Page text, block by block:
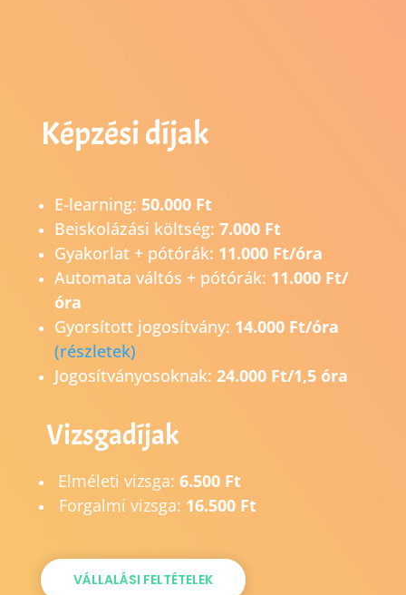
Képzési díjak
E-learning: 50.000 Ft
Beiskolázási költség: 7.000 Ft
Gyakorlat + pótórák: 11.000 Ft/óra
Automata váltós + pótórák: 11.000 Ft/
óra
Gyorsított jogosítvány: 14.000 Ft/óra
(részletek)
Jogosítványosoknak: 24.000 Ft/1,5 óra
Vizsgadíjak
Elméleti vizsga: 6.500 Ft
Forgalmi vizsga: 16.500 Ft
VÁLLALÁSI FELTÉTELEK